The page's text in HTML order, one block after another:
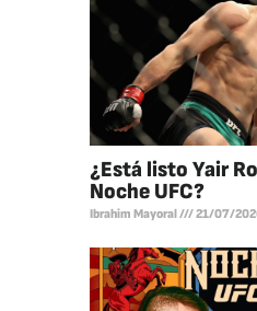
¿Está listo Yair
Noche UFC?
Ibrahim Mayoral 21/07/